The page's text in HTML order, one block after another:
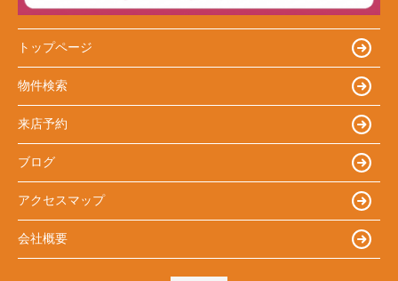
トップページ
物件検索
来店予約
ブログ
アクセスマップ
会社概要